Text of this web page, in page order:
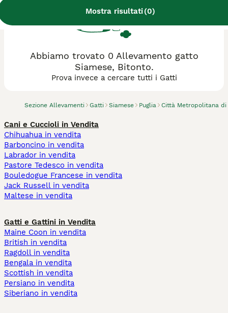
Mostra risultati(0)
Sezione Allevamenti Gatti Siamese Puglia Città Metropolitana di
Abbiamo trovato 0 Allevamento gatto
Siamese, Bitonto.
Prova invece a cercare tutti i Gatti
Cani e Cuccioli in Vendita
Chihuahua in vendita
Barboncino in vendita
Labrador in vendita
Pastore Tedesco in vendita
Bouledogue Francese in vendita
Jack Russell in vendita
Maltese in vendita
Gatti e Gattini in Vendita
Maine Coon in vendita
British in vendita
Ragdoll in vendita
Bengala in vendita
Scottish in vendita
Persiano in vendita
Siberiano in vendita